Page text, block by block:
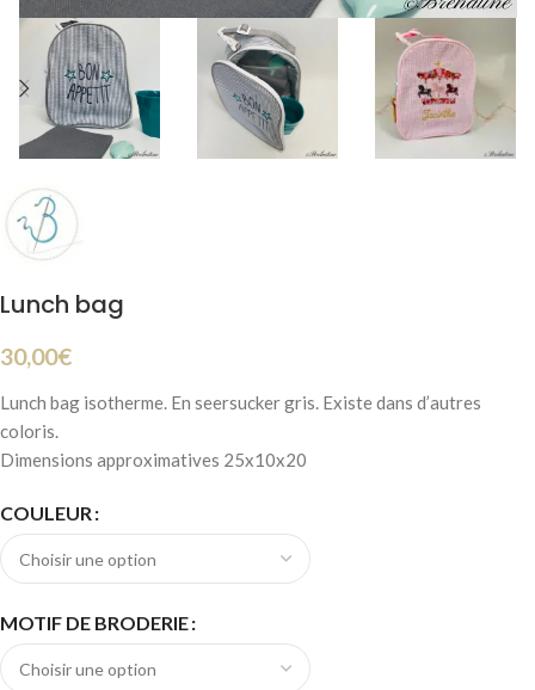
Lunch bag
30,00€
Lunch bag isotherme. En seersucker gris. Existe dans d’autres
coloris.
Dimensions approximatives 25x10x20
COULEUR
MOTIF DE BRODERIE